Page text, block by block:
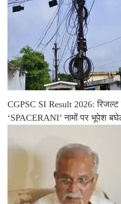
CGPSC SI Result 2026:
‘SPACERANI’ नामों पर भूपेश